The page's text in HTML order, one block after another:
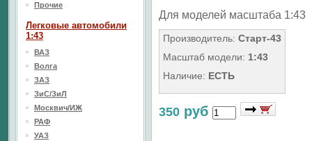
Для моделей масштаба 1:43
Производитель: Старт-43
Масштаб модели: 1:43
Наличие: ЕСТЬ
350 руб
Прочие
Легковые автомобили
1:43
ВАЗ
Волга
ЗАЗ
ЗиС/ЗиЛ
Москвич/ИЖ
РАФ
УАЗ